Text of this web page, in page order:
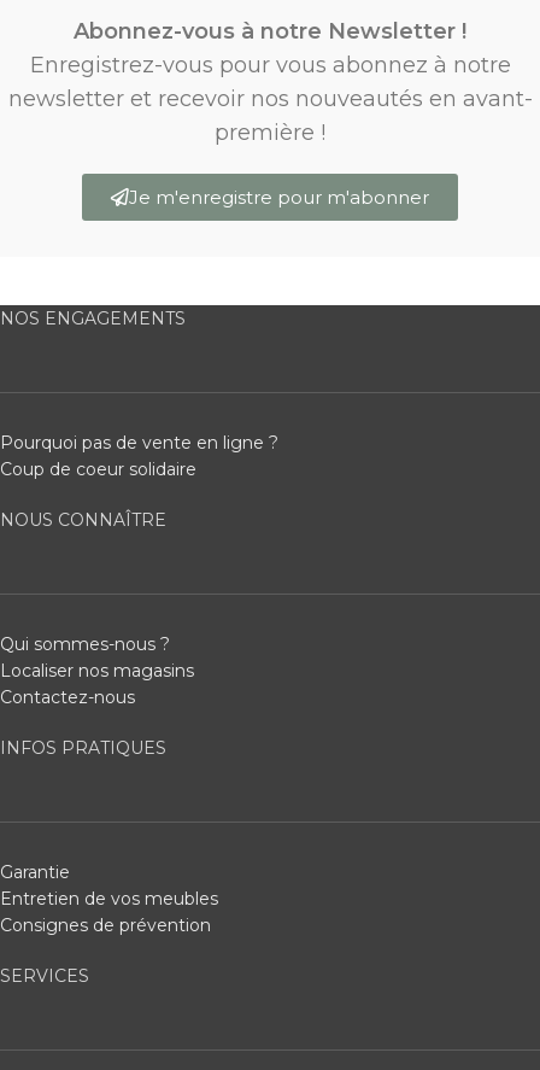
Abonnez-vous à notre Newsletter !
Enregistrez-vous pour vous abonnez à notre
newsletter et recevoir nos nouveautés en avant-
première !
Je m'enregistre pour m'abonner
NOS ENGAGEMENTS
Pourquoi pas de vente en ligne ?
Coup de coeur solidaire
NOUS CONNAÎTRE
Qui sommes-nous ?
Localiser nos magasins
Contactez-nous
INFOS PRATIQUES
Garantie
Entretien de vos meubles
Consignes de prévention
SERVICES